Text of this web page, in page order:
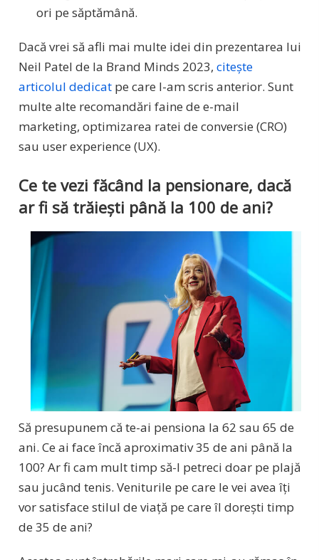
ori pe săptămână.
Dacă vrei să afli mai multe idei din prezentarea lui
Neil Patel de la Brand Minds 2023, citește
articolul dedicatpe care l-am scris anterior. Sunt
multe alte recomandări faine de e-mail
marketing, optimizarea ratei de conversie (CRO)
sau user experience (UX).
Ce te vezi făcând la pensionare, dacă
ar fi să trăiești până la 100 de ani?
Să presupunem că te-ai pensiona la 62 sau 65 de
ani. Ce ai face încă aproximativ 35 de ani până la
100? Ar fi cam mult timp să-l petreci doar pe plajă
sau jucând tenis. Veniturile pe care le vei avea îți
vor satisface stilul de viață pe care îl dorești timp
de 35 de ani?